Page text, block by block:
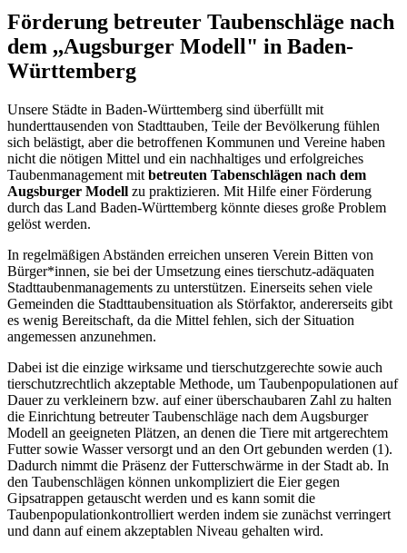
Förderung betreuter Taubenschläge nach
dem ,,Augsburger Modell" in Baden-
Württemberg
Unsere Städte in Baden-Württemberg sind überfüllt mit
hunderttausenden von Stadttauben, Teile der Bevölkerung fühlen
sich belästigt, aber die betroffenen Kommunen und Vereine haben
nicht die nötigen Mittel und ein nachhaltiges und erfolgreiches
Taubenmanagement mit betreuten Tabenschlägen nach dem
Augsburger Modell zu praktizieren. Mit Hilfe einer Förderung
durch das Land Baden-Württemberg könnte dieses große Problem
gelöst werden.
In regelmäßigen Abständen erreichen unseren Verein Bitten von
Bürger*innen, sie bei der Umsetzung eines tierschutz-adäquaten
Stadttaubenmanagements zu unterstützen. Einerseits sehen viele
Gemeinden die Stadttaubensituation als Störfaktor, andererseits gibt
es wenig Bereitschaft, da die Mittel fehlen, sich der Situation
angemessen anzunehmen.
Dabei ist die einzige wirksame und tierschutzgerechte sowie auch
tierschutzrechtlich akzeptable Methode, um Taubenpopulationen auf
Dauer zu verkleinern bzw. auf einer überschaubaren Zahl zu halten
die Einrichtung betreuter Taubenschläge nach dem Augsburger
Modell an geeigneten Plätzen, an denen die Tiere mit artgerechtem
Futter sowie Wasser versorgt und an den Ort gebunden werden (1).
Dadurch nimmt die Präsenz der Futterschwärme in der Stadt ab. In
den Taubenschlägen können unkompliziert die Eier gegen
Gipsatrappen getauscht werden und es kann somit die
Taubenpopulationkontrolliert werden indem sie zunächst verringert
und dann auf einem akzeptablen Niveau gehalten wird.